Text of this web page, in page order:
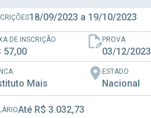
18/09/2023 a 19/10/2023
DE INSCRIÇÃO
57,00
PROVA
03/12/2023
Mais
ESTADO
Nacional
Até R$ 3.032,73